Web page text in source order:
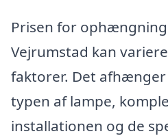
Prisen for
Vejrumstad kan
faktorer. Det
typen af lampe,
installationen og de